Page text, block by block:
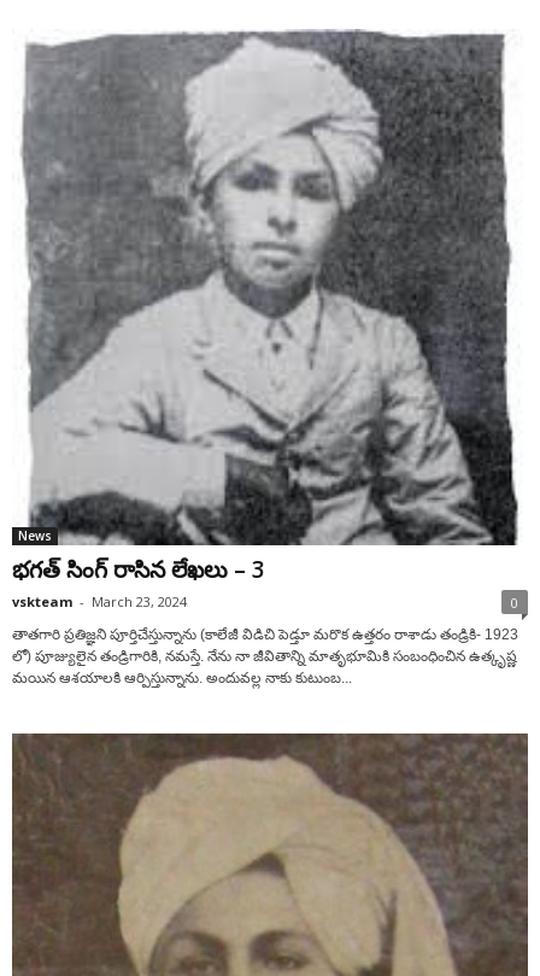
News
భ‌గ‌త్ సింగ్ రాసిన లేఖ‌లు – 3
vskteam - March 23, 2024 0
తాతగారి ప్రతిజ్ఞని పూర్తిచేస్తున్నాను (కాలేజీ విడిచి పెడ్తూ మరొక ఉత్తరం రాశాడు తండ్రికి- 1923
లో) పూజ్యులైన తండ్రిగారికి, నమస్తే. నేను నా జీవితాన్ని మాతృభూమికి సంబంధించిన ఉత్కృష్ణ
మయిన ఆశయాలకి ఆర్పిస్తున్నాను. అందువల్ల నాకు కుటుంబ...